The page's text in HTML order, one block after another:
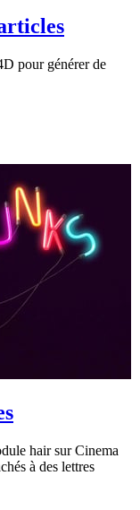
pour générer de
hair sur Cinema
à des lettres